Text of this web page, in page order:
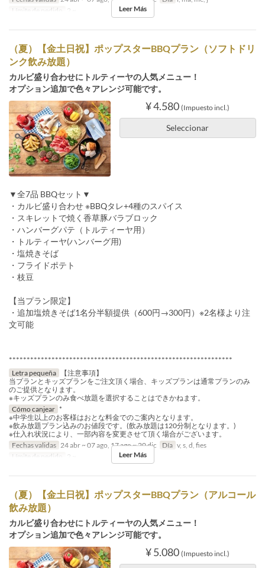
Límite de pedido
2 ~ Leer Más
（夏）【金土日祝】ポップスターBBQプラン（ソフトドリ
ンク飲み放題）
カルビ盛り合わせにトルティーヤの人気メニュー！
オプション追加で色々アレンジ可能です。
¥ 4.580 (Impuesto incl.)
Seleccionar
▼全7品 BBQセット▼
・カルビ盛り合わせ ※BBQタレ+4種のスパイス
・スキレットで焼く香草豚バラブロック
・ハンバーグパテ（トルティーヤ用）
・トルティーヤ(ハンバーグ用)
・塩焼きそば
・フライドポテト
・枝豆
【当プラン限定】
・追加塩焼きそば1名分半額提供（600円→300円）※2名様より注
文可能
***************************************************************
Letra pequeña
【注意事項】
当プランとキッズプランをご注文頂く場合、キッズプランは通常プランのみ
のご提供となります。
※キッズプランのみ食べ放題を選択することはできかねます。
Cómo canjear *
※中学生以上のお客様はおとな料金でのご案内となります。
※飲み放題プラン込みのお値段です。(飲み放題は120分制となります。)
※仕入れ状況により、一部内容を変更させて頂く場合がございます。
Fechas validas 24 abr ~ 07 ago, 17 ago ~ 20 dic Día v, s, d, fies
Límite de pedido
2 ~ Leer Más
（夏）【金土日祝】ポップスターBBQプラン（アルコール
飲み放題）
カルビ盛り合わせにトルティーヤの人気メニュー！
オプション追加で色々アレンジ可能です。
¥ 5.080 (Impuesto incl.)